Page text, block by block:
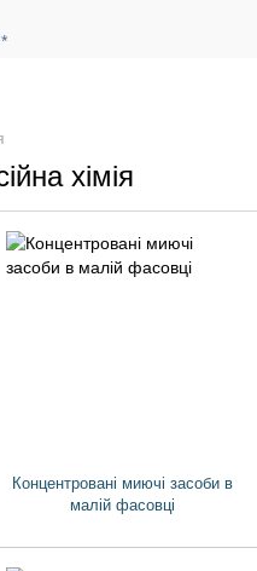
хімія
Концентровані миючі засоби в
малій фасовці